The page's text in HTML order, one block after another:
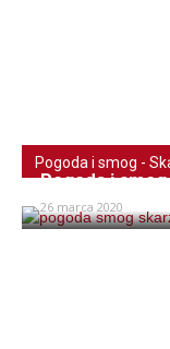
Pogoda i smog -
Pogoda i
26 marca 2020